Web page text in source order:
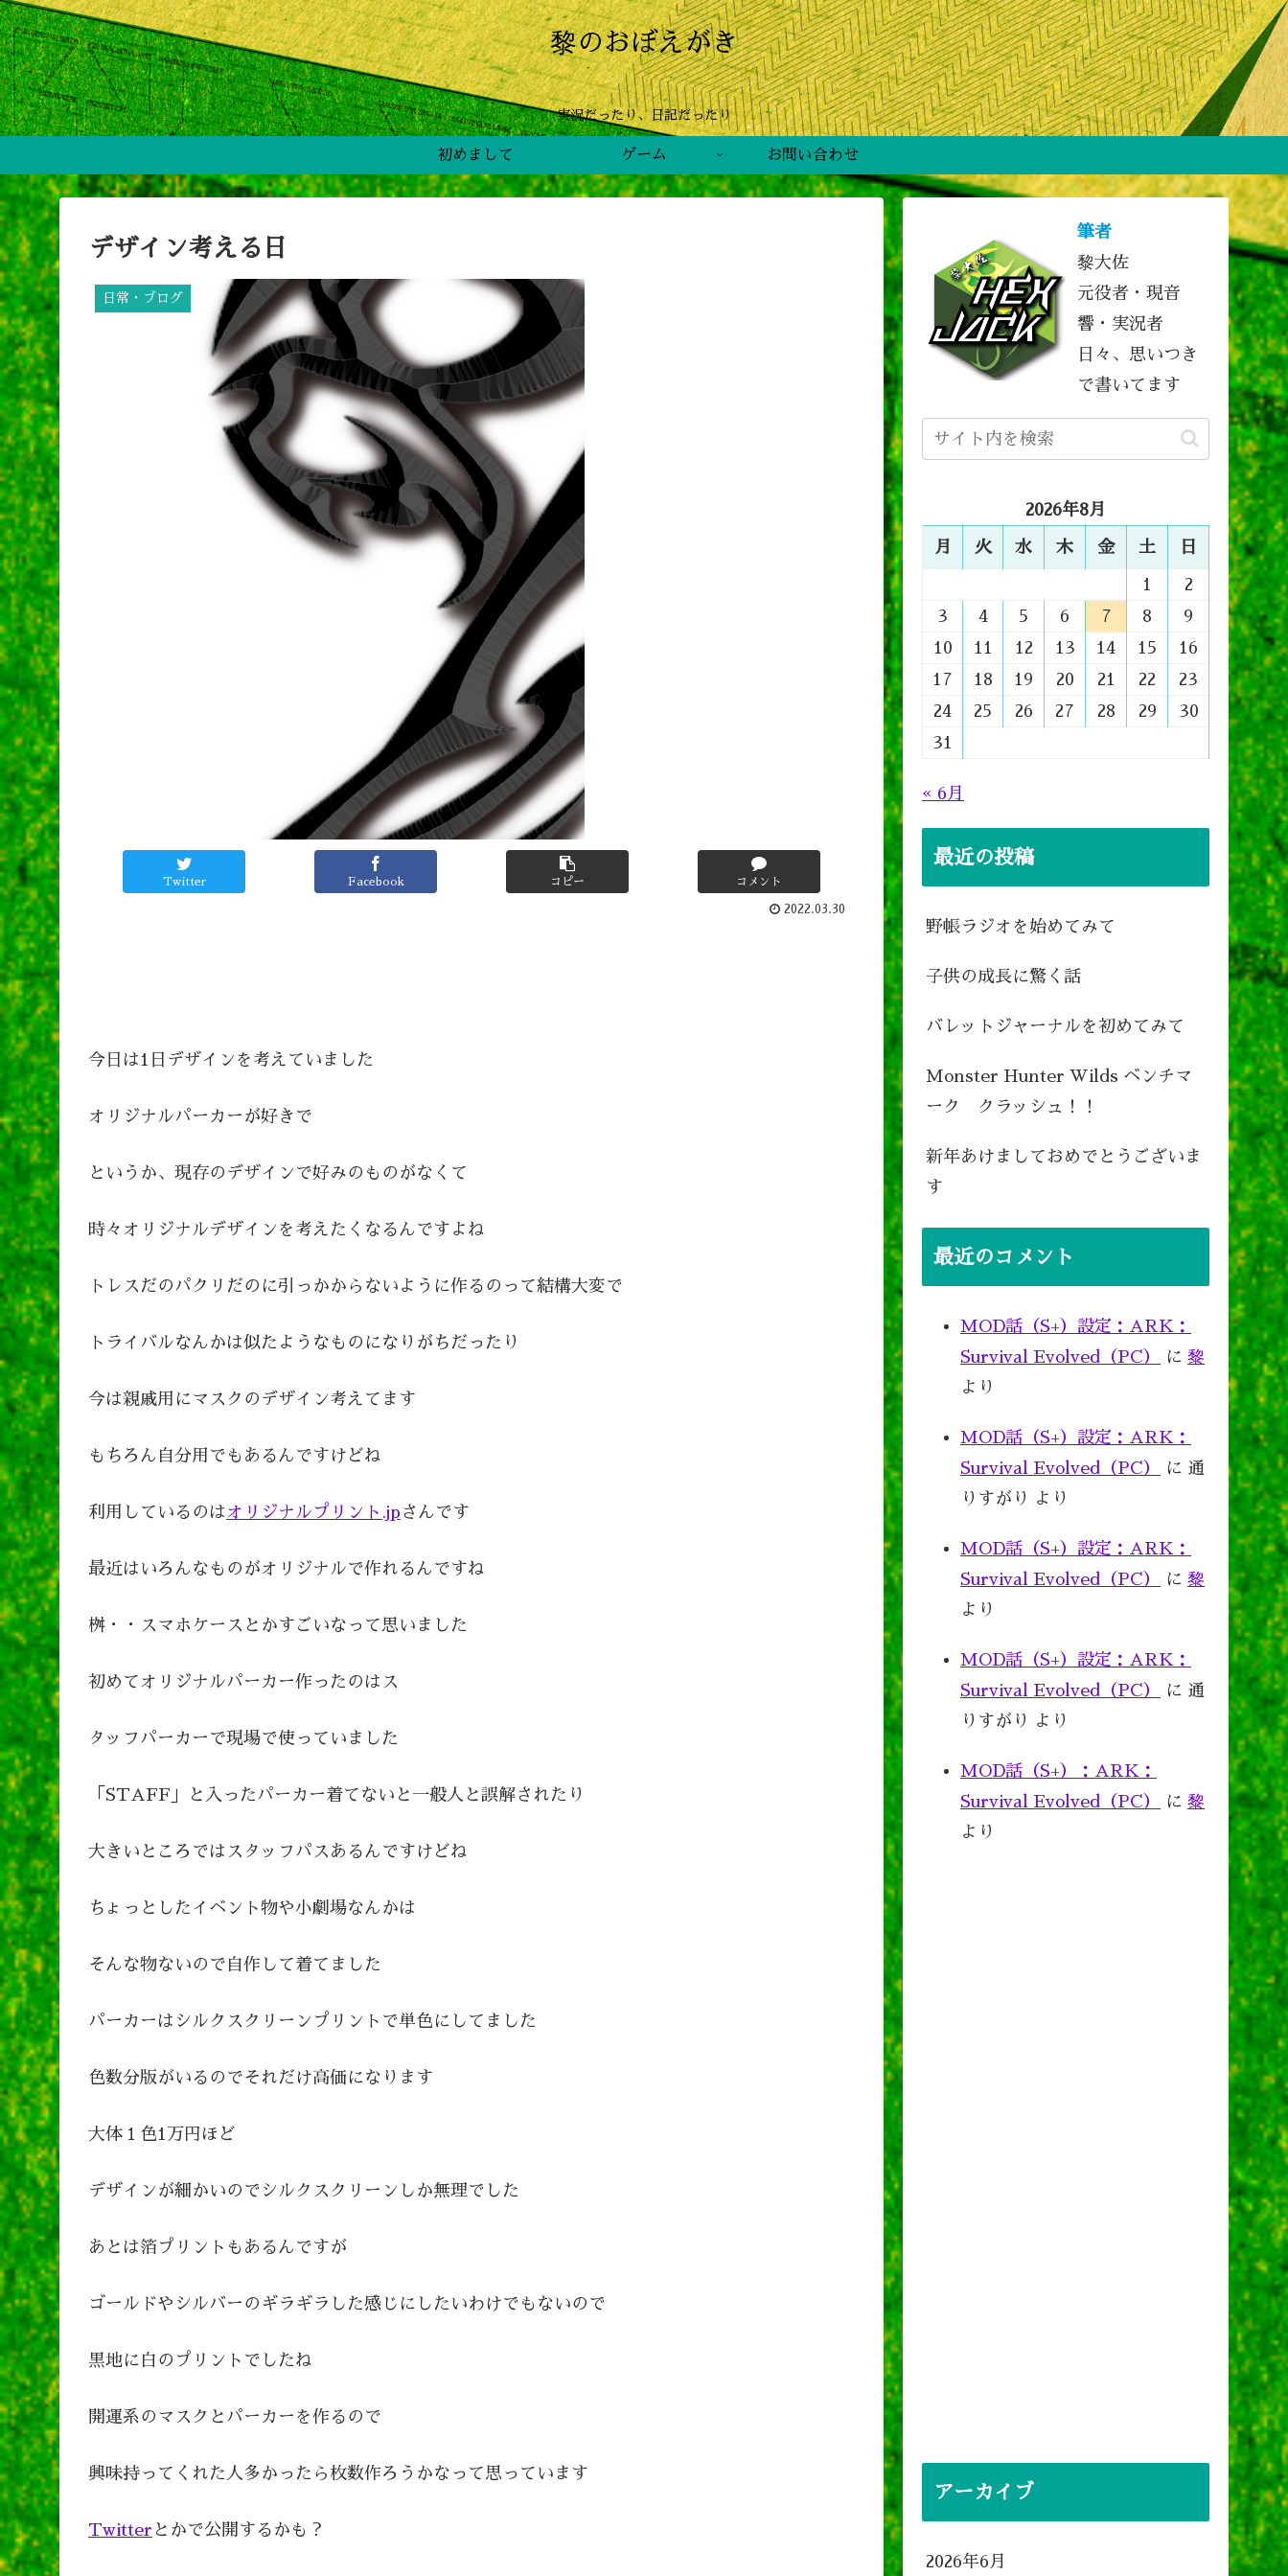
黎のおぼえがき
実況だったり、日記だったり
初めまして ゲーム お問い合わせ
デザイン考える日
日常・ブログ
Twitter Facebook コピー コメント
2022.03.30
今日は1日デザインを考えていました
オリジナルパーカーが好きで
というか、現存のデザインで好みのものがなくて
時々オリジナルデザインを考えたくなるんですよね
トレスだのパクリだのに引っかからないように作るのって結構大変で
トライバルなんかは似たようなものになりがちだったり
今は親戚用にマスクのデザイン考えてます
もちろん自分用でもあるんですけどね
利用しているのは オリジナルプリント.jp さんです
最近はいろんなものがオリジナルで作れるんですね
桝・・スマホケースとかすごいなって思いました
初めてオリジナルパーカー作ったのはス
タッフパーカーで現場で使っていました
「STAFF」と入ったパーカー着てないと一般人と誤解されたり
大きいところではスタッフパスあるんですけどね
ちょっとしたイベント物や小劇場なんかは
そんな物ないので自作して着てました
パーカーはシルクスクリーンプリントで単色にしてました
色数分版がいるのでそれだけ高価になります
大体１色1万円ほど
デザインが細かいのでシルクスクリーンしか無理でした
あとは箔プリントもあるんですが
ゴールドやシルバーのギラギラした感じにしたいわけでもないので
黒地に白のプリントでしたね
開運系のマスクとパーカーを作るので
興味持ってくれた人多かったら枚数作ろうかなって思っています
Twitter とかで公開するかも？
筆者
黎大佐
元役者・現音
響・実況者
日々、思いつき
で書いてます
2026年8月
月 火 水 木 金 土 日
1
2
3
4 5 6 7 8
9
10
11 12 13 14 15
16
17
18 19 20 21 22
23
24
25 26 27 28 29
30
31
« 6月
最近の投稿
野帳ラジオを始めてみて
子供の成長に驚く話
バレットジャーナルを初めてみて
Monster Hunter Wilds ベンチマ
ーク クラッシュ！！
新年あけましておめでとうございま
す
最近のコメント
MOD話（S+）設定：ARK：
Survival Evolved（PC）
に 黎
より
MOD話（S+）設定：ARK：
Survival Evolved（PC）
に 通
りすがり
より
MOD話（S+）設定：ARK：
Survival Evolved（PC）
に 黎
より
MOD話（S+）設定：ARK：
Survival Evolved（PC）
に 通
りすがり
より
MOD話（S+）：ARK：
Survival Evolved（PC）
に 黎
より
アーカイブ
2026年6月